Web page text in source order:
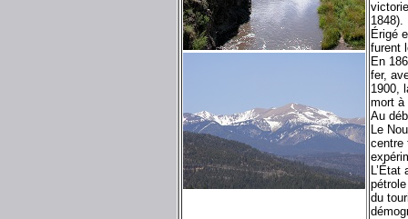
1848).
Érigé
furent
En
fer,
1900,
mort à
Au
Le
centre
du